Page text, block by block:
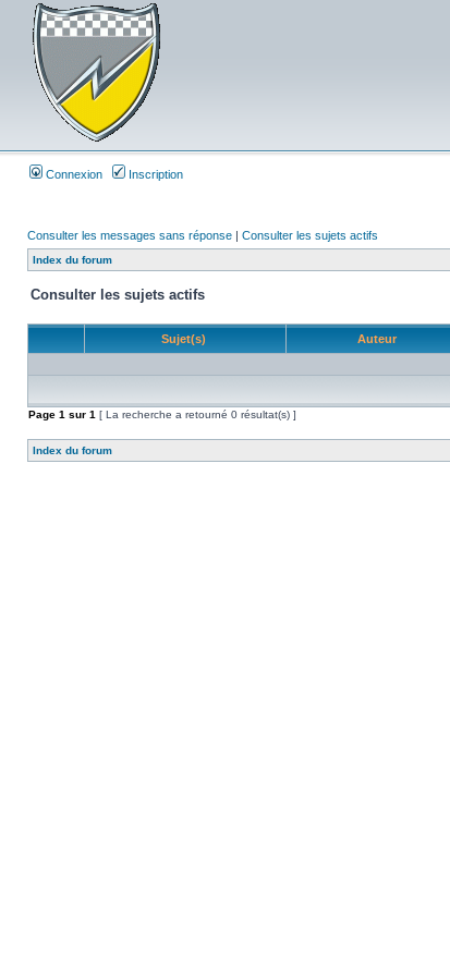
Connexion Inscription
Consulter les messages sans réponse | Consulter les sujets actifs
Index du forum
Consulter les sujets actifs
Sujet(s) Auteur
Page 1 sur 1 [ La recherche a retourné 0 résultat(s) ]
Index du forum